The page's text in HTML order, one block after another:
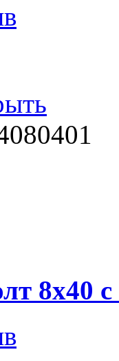
8х40